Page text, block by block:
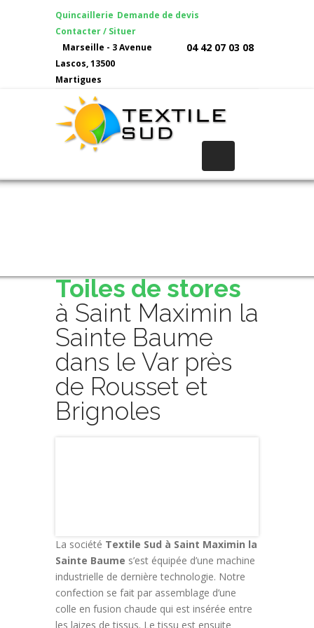
Quincaillerie Demande de devis
Contacter / Situer
Marseille - 3 Avenue
Lascos, 13500
Martigues
04 42 07 03 08
Toiles de stores
à Saint Maximin la
Sainte Baume
dans le Var près
de Rousset et
Brignoles
La société Textile Sud à Saint Maximin la
Sainte Baume s’est équipée d’une machine
industrielle de dernière technologie. Notre
confection se fait par assemblage d’une
colle en fusion chaude qui est insérée entre
les laizes de tissus. Le tissu est ensuite